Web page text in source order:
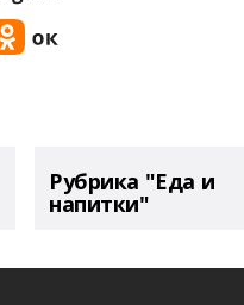
Рубрика "Еда и
напитки"